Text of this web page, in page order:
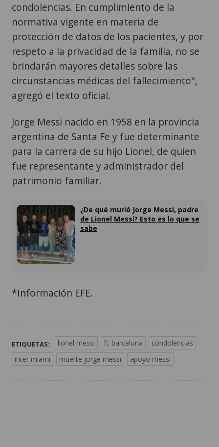
condolencias. En cumplimiento de la
normativa vigente en materia de
protección de datos de los pacientes, y por
respeto a la privacidad de la familia, no se
brindarán mayores detalles sobre las
circunstancias médicas del fallecimiento",
agregó el texto oficial.
Jorge Messi nacido en 1958 en la provincia
argentina de Santa Fe y fue determinante
para la carrera de su hijo Lionel, de quien
fue representante y administrador del
patrimonio familiar.
¿De qué murió Jorge Messi, padre
de Lionel Messi? Esto es lo que se
sabe
*Información EFE.
ETIQUETAS: lionel messi fc barcelona
condolencias
inter miami
muerte jorge messi apoyo messi